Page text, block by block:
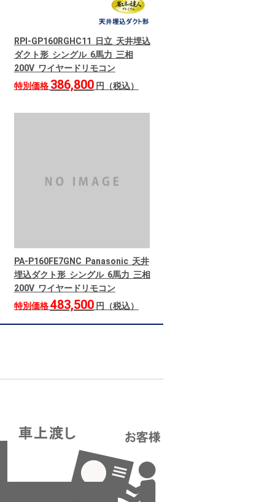
RPI-GP160RGHC11 日立 天井埋込
ダクト形 シングル 6馬力 三相
200V ワイヤードリモコン
特別価格 386,800円（税込）
PA-P160FE7GNC Panasonic 天井
埋込ダクト形 シングル 6馬力 三相
200V ワイヤードリモコン
特別価格483,500円（税込）